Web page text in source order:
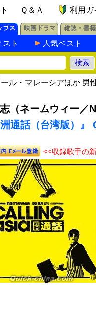
Ｑ＆Ａ 利用ガ
スト 人気ベスト
ル・マレーシアほか 男
（ネームウィー／
洲通話（台湾版）』
<<収録歌手の